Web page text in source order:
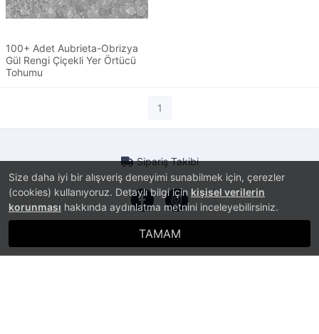
Size daha iyi bir alışveriş deneyimi sunabilmek için, çerezler
(cookies) kullanıyoruz. Detaylı bilgi için kişisel verilerin
korunması hakkında aydınlatma metnini inceleyebilirsiniz.
TAMAM
100+ Adet Aubrieta-Obrizya
Gül Rengi Çiçekli Yer Örtücü
Tohumu
1
Sipariş Takibi
E-Ticaret Sistemi